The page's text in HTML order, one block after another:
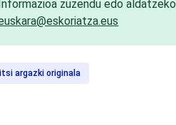
zuzendu edo aldatzeko
argazki originala